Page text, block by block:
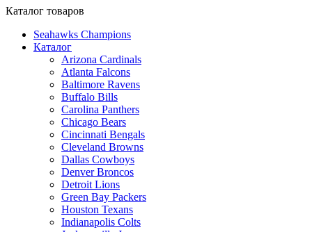
Каталог товаров
Seahawks Champions
Каталог
Arizona Cardinals
Atlanta Falcons
Baltimore Ravens
Buffalo Bills
Carolina Panthers
Chicago Bears
Cincinnati Bengals
Cleveland Browns
Dallas Cowboys
Denver Broncos
Detroit Lions
Green Bay Packers
Houston Texans
Indianapolis Colts